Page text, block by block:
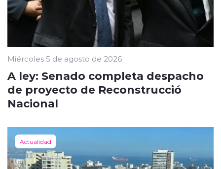
Miércoles 5 de agosto de 2026
A ley: Senado completa despacho
de proyecto de Reconstrucció
Nacional
Actualidad